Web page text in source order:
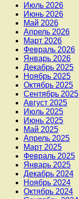
Июль 2026
Июнь 2026
Май 2026
Апрель 2026
Март 2026
Февраль 2026
Январь 2026
Декабрь 2025
Ноябрь 2025
Октябрь 2025
Сентябрь 2025
Август 2025
Июль 2025
Июнь 2025
Май 2025
Апрель 2025
Март 2025
Февраль 2025
Январь 2025
Декабрь 2024
Ноябрь 2024
Октябрь 2024